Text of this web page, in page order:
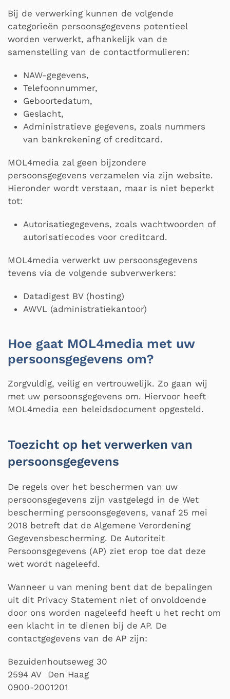
Bij de verwerking kunnen de volgende
categorieën persoonsgegevens potentieel
worden verwerkt, afhankelijk van de
samenstelling van de contactformulieren:
NAW-gegevens,
Telefoonnummer,
Geboortedatum,
Geslacht,
Administratieve gegevens, zoals nummers
van bankrekening of creditcard.
MOL4media zal geen bijzondere
persoonsgegevens verzamelen via zijn website.
Hieronder wordt verstaan, maar is niet beperkt
tot:
Autorisatiegegevens, zoals wachtwoorden of
autorisatiecodes voor creditcard.
MOL4media verwerkt uw persoonsgegevens
tevens via de volgende subverwerkers:
Datadigest BV (hosting)
AWVL (administratiekantoor)
Hoe gaat MOL4media met uw
persoonsgegevens om?
Zorgvuldig, veilig en vertrouwelijk. Zo gaan wij
met uw persoonsgegevens om. Hiervoor heeft
MOL4media een beleidsdocument opgesteld.
Toezicht op het verwerken van
persoonsgegevens
De regels over het beschermen van uw
persoonsgegevens zijn vastgelegd in de Wet
bescherming persoonsgegevens, vanaf 25 mei
2018 betreft dat de Algemene Verordening
Gegevensbescherming. De Autoriteit
Persoonsgegevens (AP) ziet erop toe dat deze
wet wordt nageleefd.
Wanneer u van mening bent dat de bepalingen
uit dit Privacy Statement niet of onvoldoende
door ons worden nageleefd heeft u het recht om
een klacht in te dienen bij de AP. De
contactgegevens van de AP zijn:
Bezuidenhoutseweg 30
2594 AV Den Haag
0900-2001201